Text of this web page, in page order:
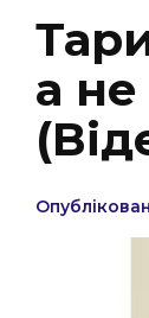
Політика
а